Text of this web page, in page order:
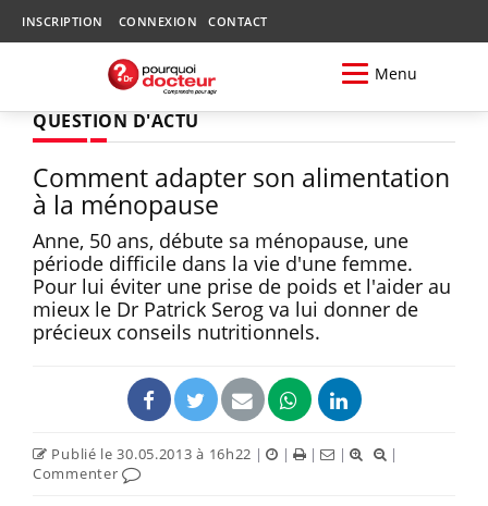
INSCRIPTION CONNEXION CONTACT
Menu
QUESTION D'ACTU
Comment adapter son alimentation
à la ménopause
Anne, 50 ans, débute sa ménopause, une
période difficile dans la vie d'une femme.
Pour lui éviter une prise de poids et l'aider au
mieux le Dr Patrick Serog va lui donner de
précieux conseils nutritionnels.
Publié le 30.05.2013 à 16h22 | | | |
|
Commenter